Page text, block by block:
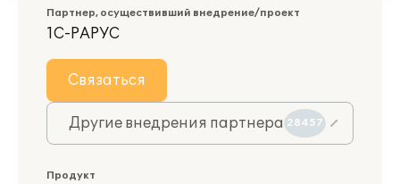
Партнер, осуществивший внедрение/проект
1С-РАРУС
Связаться
Другие внедрения партнера 28457
Продукт